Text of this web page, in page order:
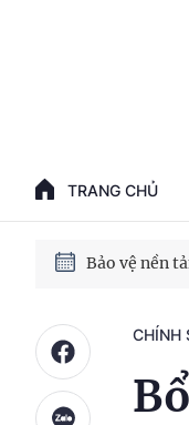
TRANG CHỦ
Phát triển
Phát triển
CHÍNH